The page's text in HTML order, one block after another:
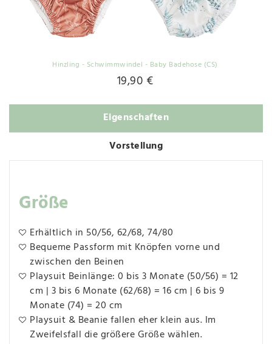
Hinzling - Schwimmwindel - Baby Badehose (CS)
19,90 €
Eigenschaften
Vorstellung
Größe
Erhältlich in 50/56, 62/68, 74/80
Bequeme Passform mit Knöpfen vorne und
zwischen den Beinen
Playsuit Beinlänge: 0 bis 3 Monate (50/56) = 12
cm | 3 bis 6 Monate (62/68) = 16 cm | 6 bis 9
Monate (74) = 20 cm
Playsuit & Beanie fallen eher klein aus. Im
Zweifelsfall die größere Größe wählen.